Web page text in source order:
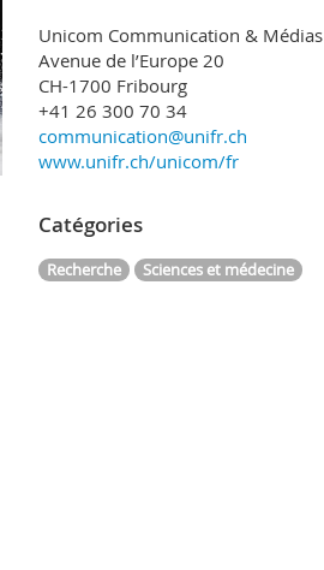
Unicom Communication & Médias
Avenue de l’Europe 20
CH-1700 Fribourg
+41 26 300 70 34
communication@unifr.ch
www.unifr.ch/unicom/fr
Catégories
Recherche Sciences et médecine